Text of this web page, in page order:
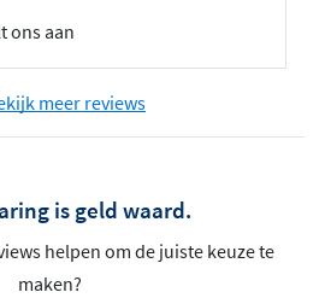
ons aan
meer reviews
is geld waard.
helpen om de juiste keuze te
maken?